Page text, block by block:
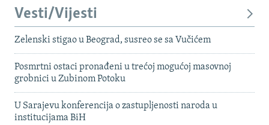
Vesti/Vijesti
Zelenski stigao u Beograd, susreo se sa Vučićem
Posmrtni ostaci pronađeni u trećoj mogućoj masovnoj
grobnici u Zubinom Potoku
U Sarajevu konferencija o zastupljenosti naroda u
institucijama BiH